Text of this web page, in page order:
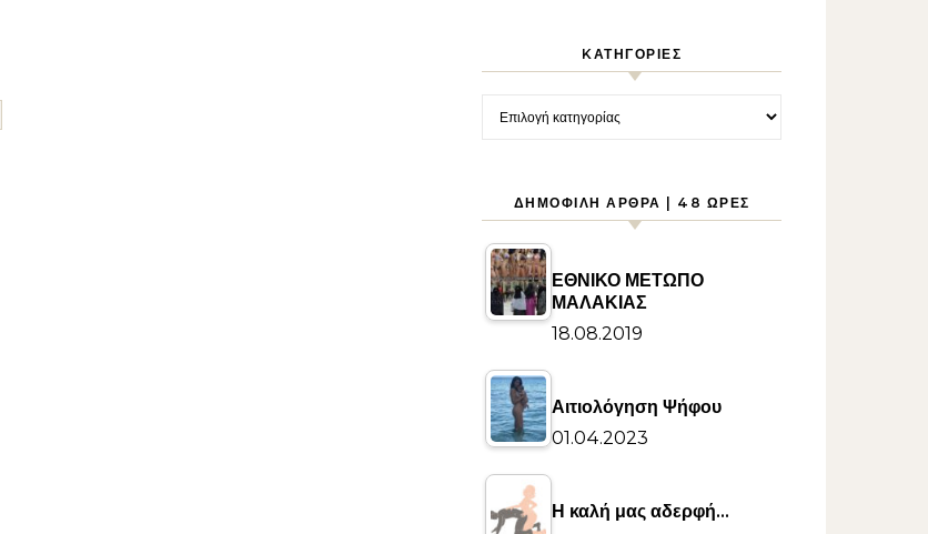
KΑΤΗΓΟΡΊΕΣ
Kατηγορίες
ΔΗΜΟΦΙΛΉ ΆΡΘΡΑ | 48 ΏΡΕΣ
ΕΘΝΙΚΟ ΜΕΤΩΠΟ
ΜΑΛΑΚΙΑΣ
18.08.2019
Αιτιολόγηση Ψήφου
01.04.2023
Η καλή μας αδερφή…